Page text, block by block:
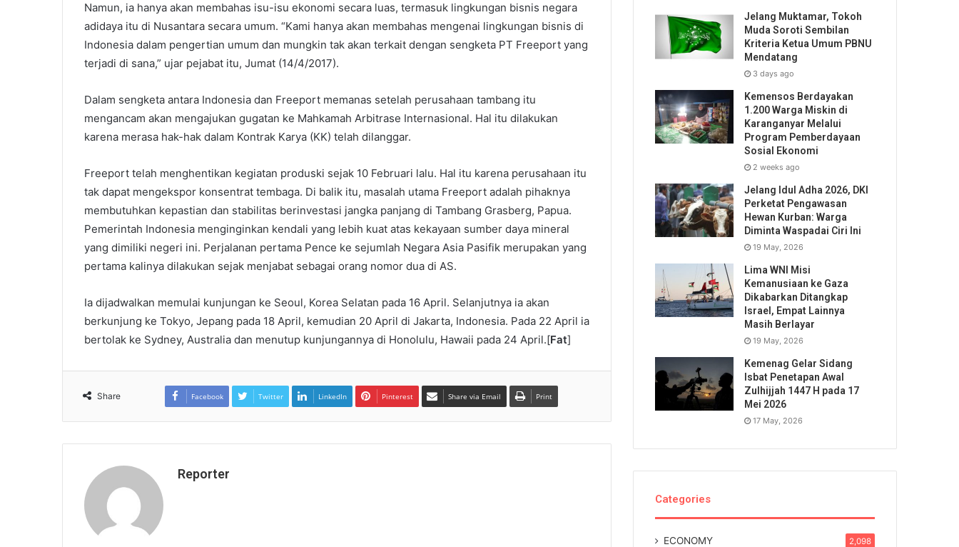
Namun, ia hanya akan membahas isu-isu ekonomi secara luas, termasuk lingkungan bisnis negara
adidaya itu di Nusantara secara umum. “Kami hanya akan membahas mengenai lingkungan bisnis di
Indonesia dalam pengertian umum dan mungkin tak akan terkait dengan sengketa PT Freeport yang
terjadi di sana,” ujar pejabat itu, Jumat (14/4/2017).
Dalam sengketa antara Indonesia dan Freeport memanas setelah perusahaan tambang itu
mengancam akan mengajukan gugatan ke Mahkamah Arbitrase Internasional. Hal itu dilakukan
karena merasa hak-hak dalam Kontrak Karya (KK) telah dilanggar.
Freeport telah menghentikan kegiatan produski sejak 10 Februari lalu. Hal itu karena perusahaan itu
tak dapat mengekspor konsentrat tembaga. Di balik itu, masalah utama Freeport adalah pihaknya
membutuhkan kepastian dan stabilitas berinvestasi jangka panjang di Tambang Grasberg, Papua.
Pemerintah Indonesia menginginkan kendali yang lebih kuat atas kekayaan sumber daya mineral
yang dimiliki negeri ini. Perjalanan pertama Pence ke sejumlah Negara Asia Pasifik merupakan yang
pertama kalinya dilakukan sejak menjabat sebagai orang nomor dua di AS.
Ia dijadwalkan memulai kunjungan ke Seoul, Korea Selatan pada 16 April. Selanjutnya ia akan
berkunjung ke Tokyo, Jepang pada 18 April, kemudian 20 April di Jakarta, Indonesia. Pada 22 April ia
bertolak ke Sydney, Australia dan menutup kunjungannya di Honolulu, Hawaii pada 24 April.[Fat]
Share Facebook Twitter LinkedIn Pinterest Share via Email Print
Reporter
Jelang Muktamar, Tokoh
Muda Soroti Sembilan
Kriteria Ketua Umum PBNU
Mendatang
3 days ago
Kemensos Berdayakan
1.200 Warga Miskin di
Karanganyar Melalui
Program Pemberdayaan
Sosial Ekonomi
2 weeks ago
Jelang Idul Adha 2026, DKI
Perketat Pengawasan
Hewan Kurban: Warga
Diminta Waspadai Ciri Ini
19 May, 2026
Lima WNI Misi
Kemanusiaan ke Gaza
Dikabarkan Ditangkap
Israel, Empat Lainnya
Masih Berlayar
19 May, 2026
Kemenag Gelar Sidang
Isbat Penetapan Awal
Zulhijjah 1447 H pada 17
Mei 2026
17 May, 2026
Categories
ECONOMY 2,098